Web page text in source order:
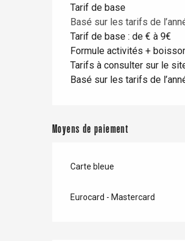
Tarif de base
Basé sur les tarifs de
Tarif de base : de € à 9€
Formule activités +
Tarifs à consulter sur le
Basé sur les tarifs de
Moyens de paiement
Carte bleue
Eurocard - Mastercard